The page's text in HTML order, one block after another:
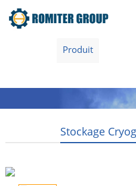
Produit
Stockage